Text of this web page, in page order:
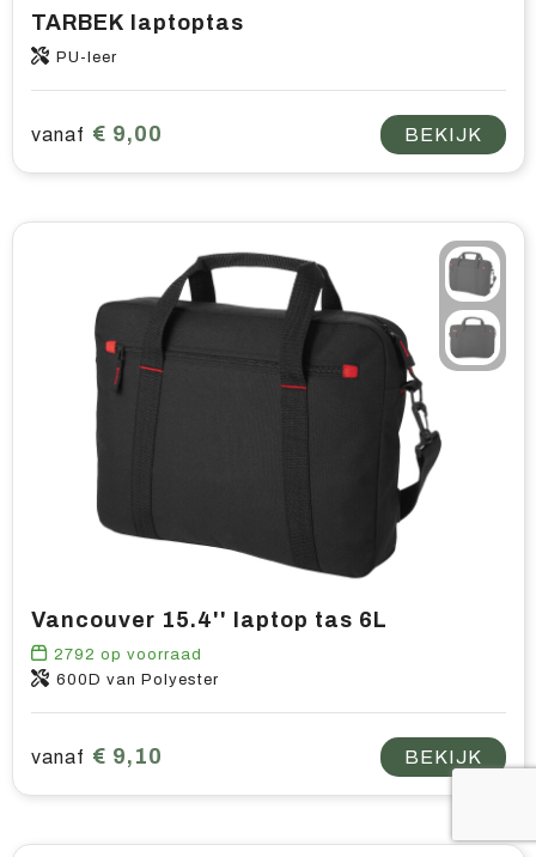
TARBEK laptoptas
PU-leer
vanaf € 9,00 BEKIJK
Vancouver 15.4'' laptop tas 6L
2792 op voorraad
600D van Polyester
vanaf € 9,10 BEKIJK